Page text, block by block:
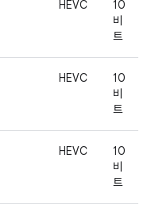
HEVC
10
비
트
HEVC
10
비
트
HEVC
10
비
트